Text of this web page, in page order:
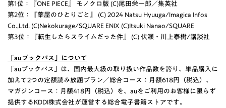
第1位：『ONE PIECE』 モノクロ版 (C)尾田栄一郎／集英社
第2位：『薬屋のひとりごと』 (C) 2024 Natsu Hyuuga/Imagica Infos
Co.,Ltd. (C)Nekokurage/SQUARE ENIX (C)Itsuki Nanao/SQUARE
第3位：『転生したらスライムだった件』 (C) 伏瀬・川上泰樹/講談社
「auブックパス」について
「auブックパス」は、国内最大級の取り扱い作品数を誇り、単品購入に
加えて2つの定額読み放題プラン／総合コース：月額618円（税込）、
マガジンコース：月額418円（税込）を、auをご利用のお客様に限らず
提供するKDDI株式会社が運営する総合電子書籍ストアです。